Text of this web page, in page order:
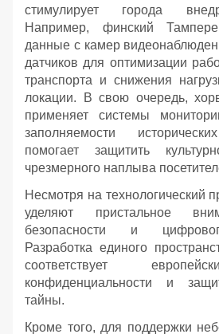
стимулирует города
Например, финский
данные с камер
датчиков для оптимизации
транспорта и снижения
локации. В свою очередь,
применяет системы
заполняемости
помогает защитить
чрезмерного наплыва
Несмотря на технологический
уделяют пристальное
безопасности и
Разработка единого
соответствует
конфиденциальности и
тайны.
Кроме того, для поддержки